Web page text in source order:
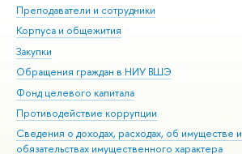
Преподаватели и сотрудники
Корпуса и общежития
Закупки
Обращения граждан в НИУ ВШЭ
Фонд целевого капитала
Противодействие коррупции
Сведения о доходах, расходах, об имуществе и
обязательствах имущественного характера